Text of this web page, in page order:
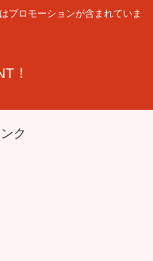
プロモーションが含まれていま
！
ク